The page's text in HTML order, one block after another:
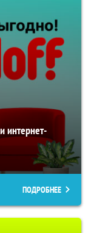
интернет-
ПОДРОБНЕЕ